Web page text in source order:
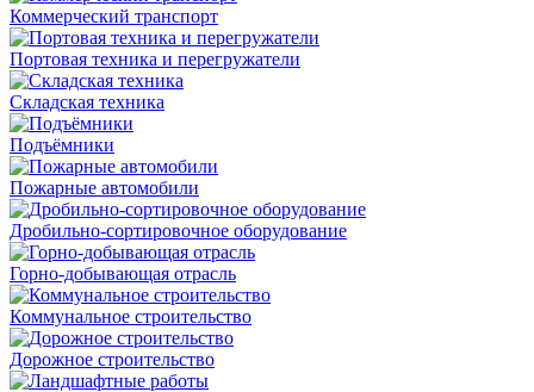
Коммерческий транспорт
Портовая техника и перегружатели
Складская техника
Подъёмники
Пожарные автомобили
Дробильно-сортировочное оборудование
Горно-добывающая отрасль
Коммунальное строительство
Дорожное строительство